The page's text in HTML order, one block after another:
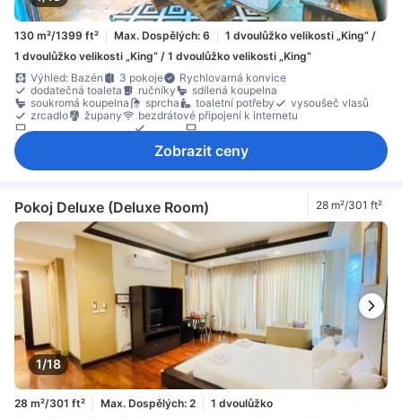
130 m²/1399 ft² Max. Dospělých: 6
1 dvoulůžko velikosti „King“ /
1 dvoulůžko velikosti „King“ / 1 dvoulůžko velikosti „King“
Výhled: Bazén
3 pokoje
Rychlovarná konvice
dodatečná toaleta
ručníky
sdílená koupelna
soukromá koupelna
sprcha toaletní potřeby
vysoušeč vlasů
zrcadlo
župany
bezdrátové připojení k internetu
satelit / kabelová TV
balená voda zdarma chladnička
pohovka
pracovní stůl
soukromý bazén
vybavení na žehlení
Dětská postýlka (na požádání)
Nekuřácké pokoje
Zobrazit ceny
Pokoj Deluxe (Deluxe Room) 28 m²/301 ft²
1/18
28 m²/301 ft² Max. Dospělých: 2
1 dvoulůžko